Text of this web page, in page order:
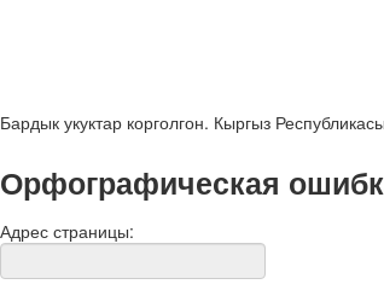
Бардык укуктар корголгон. Кыргыз
Орфографическая
Адрес страницы: